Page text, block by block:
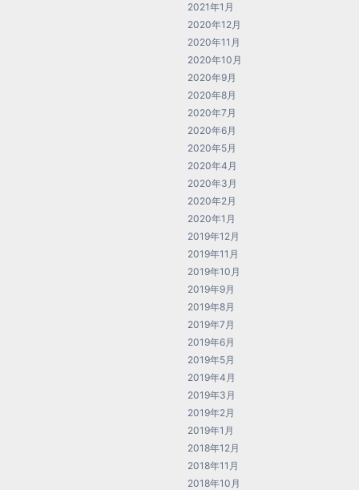
2021年1月
2020年12月
2020年11月
2020年10月
2020年9月
2020年8月
2020年7月
2020年6月
2020年5月
2020年4月
2020年3月
2020年2月
2020年1月
2019年12月
2019年11月
2019年10月
2019年9月
2019年8月
2019年7月
2019年6月
2019年5月
2019年4月
2019年3月
2019年2月
2019年1月
2018年12月
2018年11月
2018年10月